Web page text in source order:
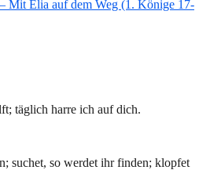
Mit Elia auf dem Weg (1. Könige 17-
täglich harre ich auf dich.
suchet, so werdet ihr finden; klopfet